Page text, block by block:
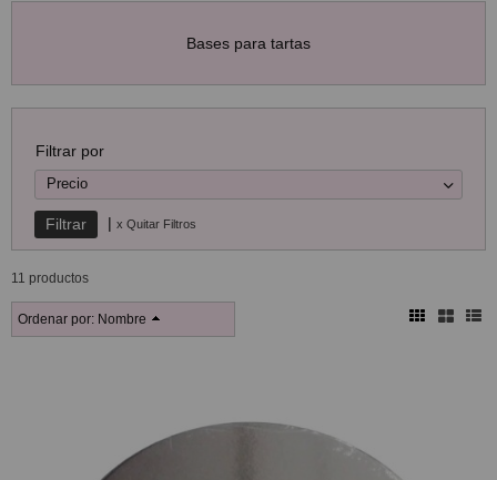
Bases para tartas
Filtrar por
Precio
| x Quitar Filtros
11 productos
Ordenar por: Nombre